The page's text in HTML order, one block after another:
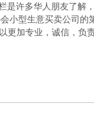
是许多华人朋友了
小型生意买卖公司
加专业，诚信，